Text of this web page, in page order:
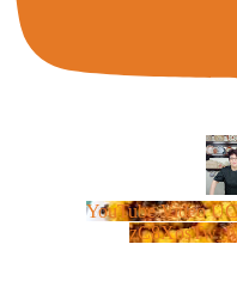
YouTube Video